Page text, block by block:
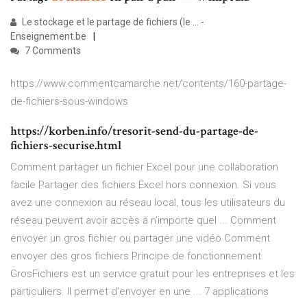
Le stockage et le partage de fichiers (le ... -
Enseignement.be
7 Comments
https://www.commentcamarche.net/contents/160-partage-
de-fichiers-sous-windows
https://korben.info/tresorit-send-du-partage-de-
fichiers-securise.html
Comment partager un fichier Excel pour une collaboration
facile Partager des fichiers Excel hors connexion. Si vous
avez une connexion au réseau local, tous les utilisateurs du
réseau peuvent avoir accès à n’importe quel ... Comment
envoyer un gros fichier ou partager une vidéo Comment
envoyer des gros fichiers Principe de fonctionnement.
GrosFichiers est un service gratuit pour les entreprises et les
particuliers. Il permet d'envoyer en une ... 7 applications